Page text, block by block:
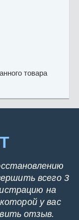
товара
всего 3
на
у вас
отзыв.